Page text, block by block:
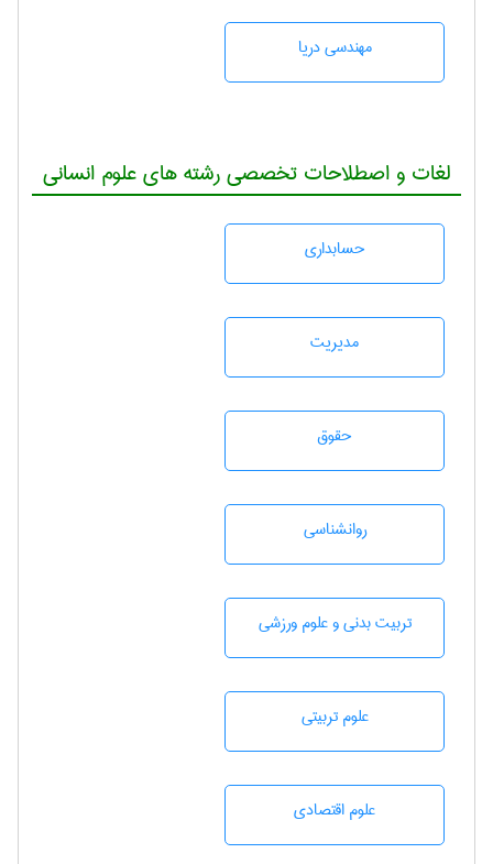
مهندسی دریا
لغات و اصطلاحات تخصصی رشته های علوم انسانی
حسابداری
مديريت
حقوق
روانشناسی
تربيت بدنی و علوم ورزشی
علوم تربيتی
علوم اقتصادی